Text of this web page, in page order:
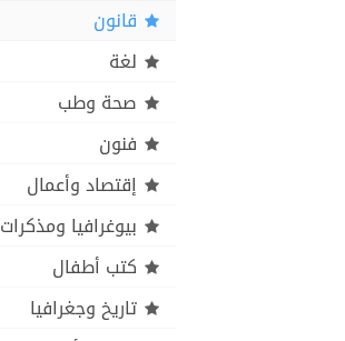
قانون
لغة
صحة وطب
فنون
إقتصاد وأعمال
بيوغرافيا ومذكرات
كتب أطفال
تاريخ وجغرافيا